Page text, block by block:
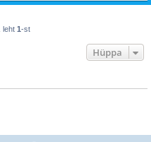
. leht 1-st
Hüppa